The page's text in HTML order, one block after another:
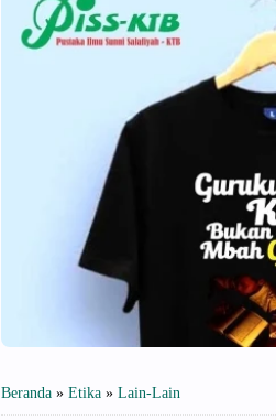
Beranda » Etika » Lain-Lain